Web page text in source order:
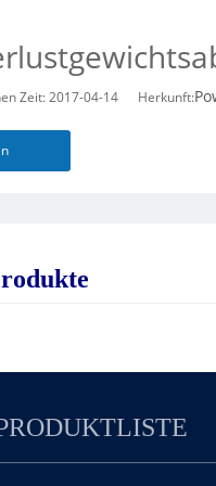
Zeit: 2017-04-14 Herkunft: